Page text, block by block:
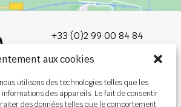
aux cookies
utilisons des technologies telles que les
des appareils. Le fait de consentir
des données telles que le comportement
+33 (0)2 99 00 84 84
info@burel-group.com
Les Portes de Bretagne
P.A. de la Gaultière,